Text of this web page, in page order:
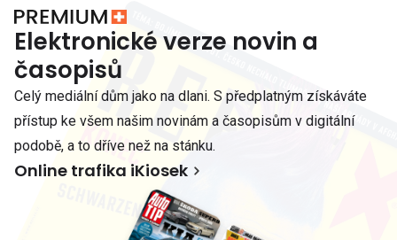
Elektronické verze novin a
časopisů
Celý mediální dům jako na dlani. S předplatným získáváte
přístup ke všem našim novinám a časopisům v digitální
podobě, a to dříve než na stánku.
Online trafika iKiosek